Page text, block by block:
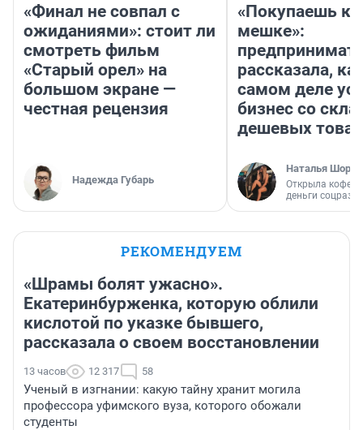
«Финал не совпал с
ожиданиями»: стоит ли
смотреть фильм
«Старый орел» на
большом экране —
честная рецензия
Надежда Губарь
«Покупаешь
мешке»:
рассказала,
самом деле
бизнес со
дешевых
Наталья
Открыла
деньги
РЕКОМЕНДУЕМ
«Шрамы болят ужасно».
Екатеринбурженка, которую облили
кислотой по указке бывшего,
рассказала о своем восстановлении
13 часов 12 317 58
Ученый в изгнании: какую тайну хранит могила
профессора уфимского вуза, которого обожали
студенты